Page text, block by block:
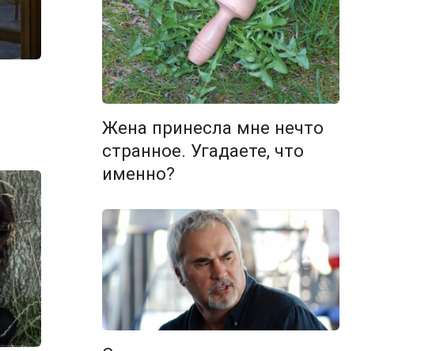
Жена принесла мне нечто
странное. Угадаете, что
именно?